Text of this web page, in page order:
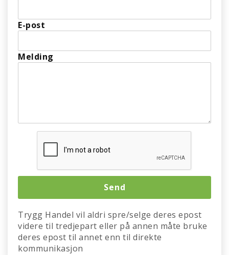
E-post
Melding
Trygg Handel vil aldri spre/selge deres epost
videre til tredjepart eller på annen måte bruke
deres epost til annet enn til direkte
kommunikasjon